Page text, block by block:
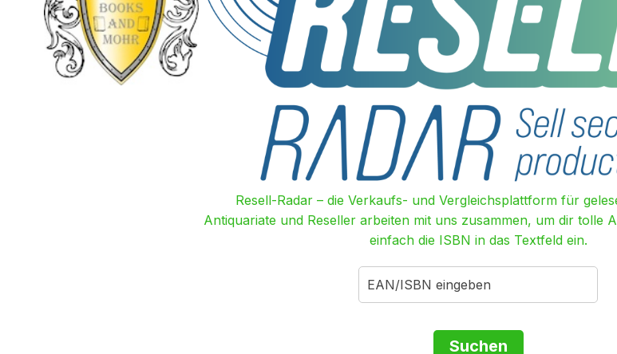
Resell-Radar – die Verkaufs- und Vergleichsplattform für
Antiquariate und Reseller arbeiten mit uns zusammen, um dir tolle
einfach die ISBN in das Textfeld ein.